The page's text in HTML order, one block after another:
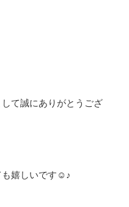
て誠にありがとうござ
も嬉しいです☺️♪